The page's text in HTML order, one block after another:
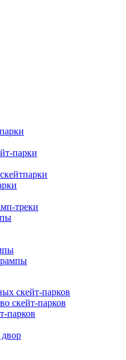
скейт‑парков
скейт-парков
парков